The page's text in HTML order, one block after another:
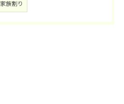
家族割り